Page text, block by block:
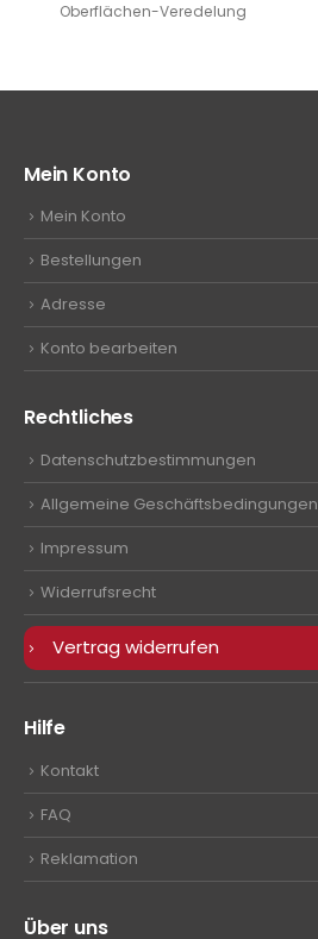
Oberflächen-Veredelung
Mein Konto
Mein Konto
Bestellungen
Adresse
Konto bearbeiten
Rechtliches
Datenschutzbestimmungen
Allgemeine Geschäftsbedingungen
Impressum
Widerrufsrecht
Vertrag widerrufen
Hilfe
Kontakt
FAQ
Reklamation
Über uns